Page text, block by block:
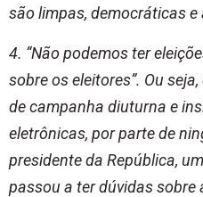
são limpas, democráticas
4. “Não podemos ter
sobre os eleitores”. Ou
de campanha diuturna e
eletrônicas, por parte de
presidente da República,
passou a ter dúvidas